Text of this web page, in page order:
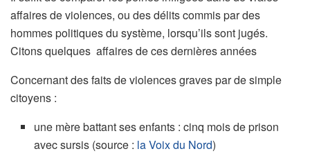
affaires de violences, ou des délits commis par des
hommes politiques du système, lorsqu’ils sont jugés.
Citons quelques affaires de ces dernières années
Concernant des faits de violences graves par de simple
citoyens :
une mère battant ses enfants : cinq mois de prison
avec sursis (source : la Voix du Nord)